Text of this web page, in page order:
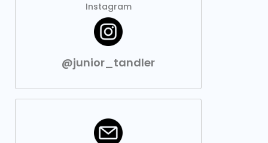
Instagram
@junior_tandler